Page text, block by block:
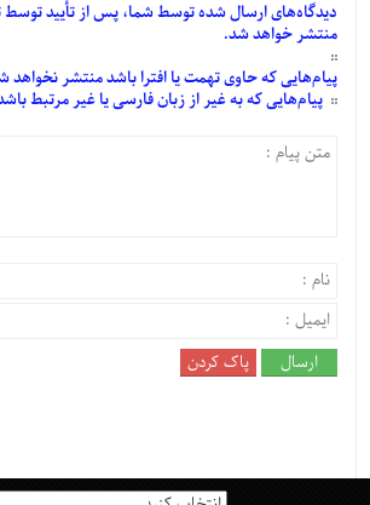
دیدگاه‌هایارسالشدهتوسط شما، پس ازتأییدتوسط
منتشر خواهد شد.
پیام‌هاییکه حاوی تهمت یا افترا باشد منتشر نخواهد
پیام‌هاییکه به غیر از زبان فارسی یا غیر مرتبط